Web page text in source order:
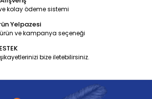
kolay ödeme sistemi
Yelpazesi
ve kampanya seçeneği
bize iletebilirsiniz.